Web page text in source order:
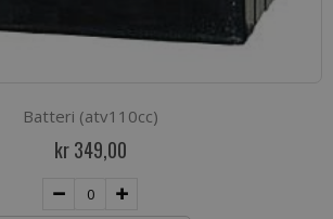
Batteri (atv110cc)
kr 349,00